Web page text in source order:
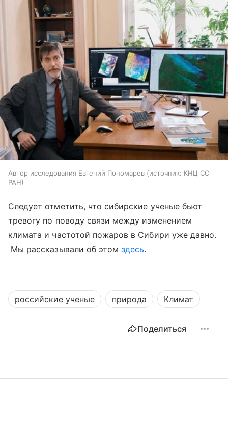
Автор исследования Евгений Пономарев источник: КНЦ СО
РАН
Следует отметить, что сибирские ученые бьют
тревогу по поводу связи между изменением
климата и частотой пожаров в Сибири уже давно.
Мы рассказывали об этомздесь.
российские ученые природа Климат
Поделиться